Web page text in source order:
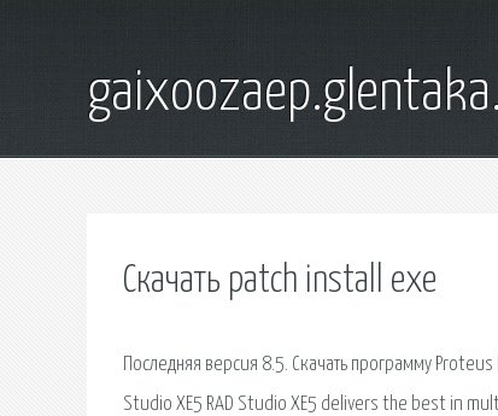
Скачать patch install exe
Последняя версия 8.5. Скачать программу
Studio XE5 RAD Studio XE5 delivers the best in